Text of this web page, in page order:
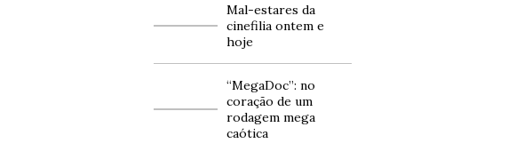
Mal-estares da
cinefilia ontem e
hoje
“MegaDoc”: no
coração de um
rodagem mega
caótica